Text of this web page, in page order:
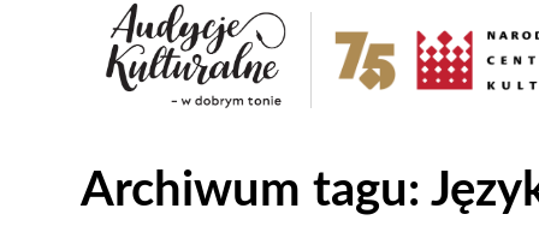
Archiwum tagu: